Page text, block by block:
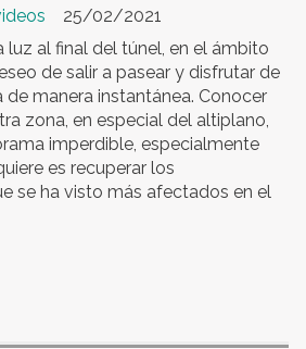
25/02/2021
luz al final del túnel, en el ámbito
de salir a pasear y disfrutar de
manera instantánea. Conocer
zona, en especial del altiplano,
imperdible, especialmente
es recuperar los
se ha visto más afectados en el